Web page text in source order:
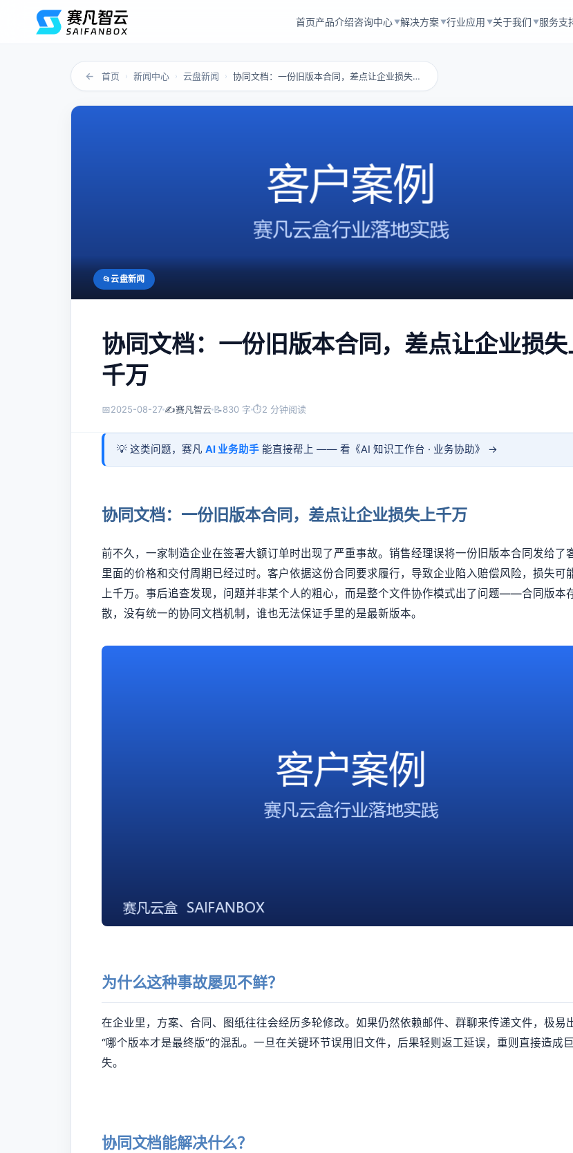
首页产品介绍咨询中心 ▼解决方案 ▼行业应用 ▼关于我们 ▼服务支
← 首页 › 新闻中心 › 云盘新闻 › 协同文档：一份旧版本合同，差点让企业损失上千...
云盘新闻
协同文档：一份旧版本合同，差点让企业损
千万
📅2025-08-27 ✍️赛凡智云 📝830 字 ⏱2 分钟阅读
💡 这类问题，赛凡 AI 业务助手 能直接帮上 —— 看《AI 知识工作台 · 业务协助》 →
协同文档：一份旧版本合同，差点让企业损失上千万
前不久，一家制造企业在签署大额订单时出现了严重事故。销售经理误将一份旧版本合同发给了
里面的价格和交付周期已经过时。客户依据这份合同要求履行，导致企业陷入赔偿风险，损失可
上千万。事后追查发现，问题并非某个人的粗心，而是整个文件协作模式出了问题——合同版本
散，没有统一的协同文档机制，谁也无法保证手里的是最新版本。
为什么这种事故屡见不鲜？
在企业里，方案、合同、图纸往往会经历多轮修改。如果仍然依赖邮件、群聊来传递文件，极易
“哪个版本才是最终版”的混乱。一旦在关键环节误用旧文件，后果轻则返工延误，重则直接造成
失。
协同文档能解决什么？